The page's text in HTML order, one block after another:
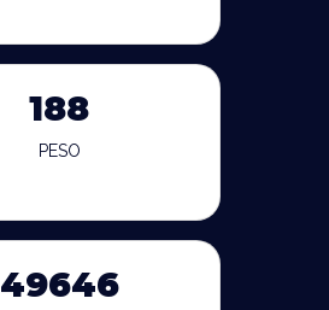
188
PESO
49646